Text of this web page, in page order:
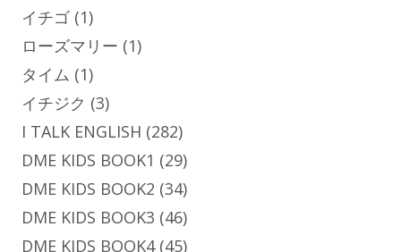
イチゴ (1)
ローズマリー (1)
タイム (1)
イチジク (3)
I TALK ENGLISH (282)
DME KIDS BOOK1 (29)
DME KIDS BOOK2 (34)
DME KIDS BOOK3 (46)
DME KIDS BOOK4(45)